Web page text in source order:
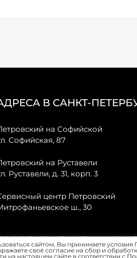
В САНКТ-
на Софийской
Софийская, 87
на Руставели
Руставели, д. 31, корп. 3
центр Петровский
ш., 30
GAC, Forthing, Citroёn, Peugeot, Opel и
сайтом, Вы принимаете условия
своё согласие на сбор и
на настоящем сайте в соответствии с